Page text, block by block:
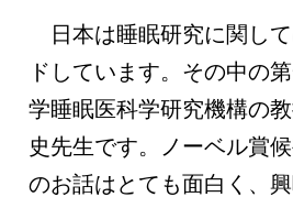
日本は睡眠研究に関し
ドしています。その中の
学睡眠医科学研究機構の
史先生です。ノーベル賞
のお話はとても面白く、